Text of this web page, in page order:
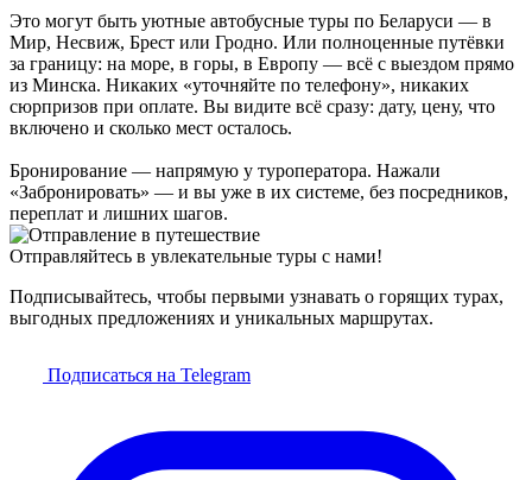
Это могут быть уютные автобусные туры по Беларуси — в
Мир, Несвиж, Брест или Гродно. Или полноценные путёвки
за границу: на море, в горы, в Европу — всё с выездом прямо
из Минска. Никаких «уточняйте по телефону», никаких
сюрпризов при оплате. Вы видите всё сразу: дату, цену, что
включено и сколько мест осталось.
Бронирование — напрямую у туроператора. Нажали
«Забронировать» — и вы уже в их системе, без посредников,
переплат и лишних шагов.
Отправляйтесь в увлекательные туры с нами!
Подписывайтесь, чтобы первыми узнавать о горящих турах,
выгодных предложениях и уникальных маршрутах.
Подписаться на Telegram